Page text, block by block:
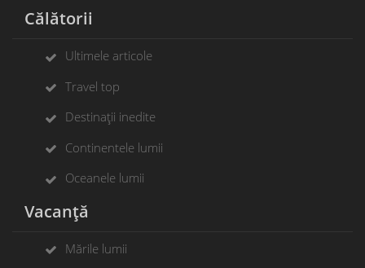
Călătorii
Ultimele articole
Travel top
Destinații inedite
Continentele lumii
Oceanele lumii
Vacanță
Mările lumii